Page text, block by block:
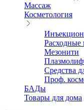
Массаж
Косметология
Расходные
Мезонити
Средства
Проф.
БАДы
Товары для дома